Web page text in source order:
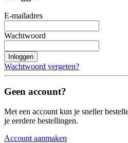
E-mailadres
Wachtwoord
Inloggen
Wachtwoord vergeten?
Geen account?
Met een account kun je sneller
je eerdere bestellingen.
Account aanmaken